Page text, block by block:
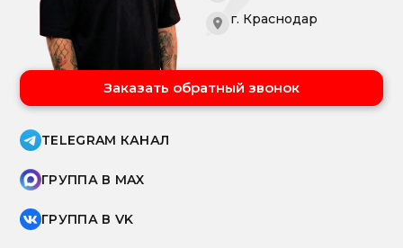
г. Краснодар
Заказать обратный звонок
TELEGRAM КАНАЛ
ГРУППА В MAX
ГРУППА В VK